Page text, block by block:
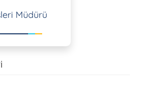
Müdürü